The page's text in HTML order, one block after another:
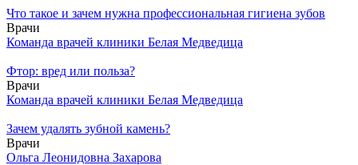
Что такое и зачем нужна профессиональная гигиена зубов
Врачи
Команда врачей клиники Белая Медведица
Фтор: вред или польза?
Врачи
Команда врачей клиники Белая Медведица
Зачем удалять зубной камень?
Врачи
Ольга Леонидовна Захарова